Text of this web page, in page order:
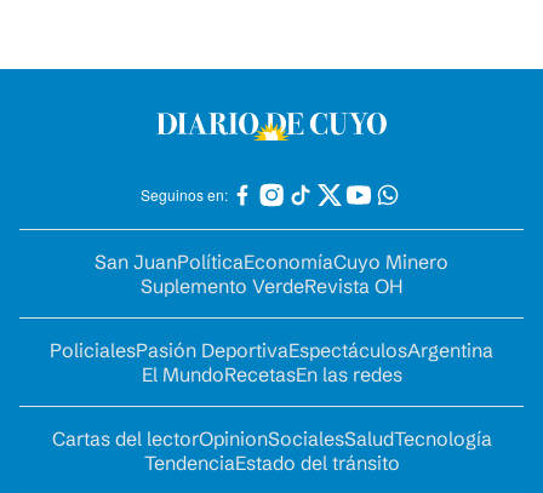
Seguinos en:
San JuanPolíticaEconomíaCuyo Minero
Suplemento VerdeRevista OH
PolicialesPasión DeportivaEspectáculosArgentina
El MundoRecetasEn las redes
Cartas del lectorOpinionSocialesSaludTecnología
TendenciaEstado del tránsito